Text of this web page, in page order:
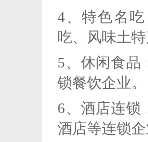
4、特色名
吃、风味土
5、 休闲食品
锁餐饮企业。
6、 酒店连锁
酒店等连锁